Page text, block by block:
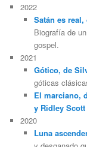
2022
Satán es
Biografía de
gospel.
2021
Gótico, de
góticas
El marciano,
y Ridley Scott
2020
Luna